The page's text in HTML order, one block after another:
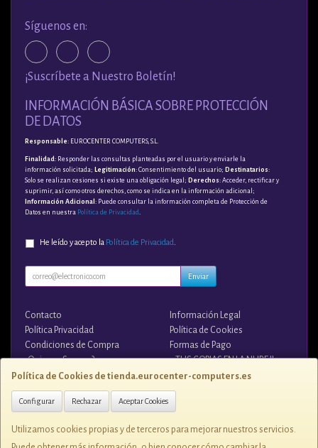
Política de Cookies de tienda.eurocenter-computers.es
Configurar Rechazar Aceptar Cookies
Utilizamos cookies propias y de terceros para mejorar nuestros servicios.
Síguenos en:
¡Suscríbete a Nuestro Boletín!
INFORMACIÓN BÁSICA SOBRE PROTECCIÓN
DE DATOS
Responsable: EUROCENTER COMPUTERS, S.L.
Finalidad : Responder las consultas planteadas por el usuario y enviarle la
información solicitada; Legitimación: Consentimiento del usuario; Destinatarios:
Solo se realizan cesiones si existe una obligación legal; Derechos: Acceder, rectificar y
suprimir, así como otros derechos, como se indica en la información adicional;
Información Adicional : Puede consultar la información completa de Protección de
Datos en nuestra Política de Privacidad
He leído y acepto la Política de Privacidad.
Enviar
Contacto
Información Legal
Política Privacidad
Política de Cookies
Condiciones de Compra
Formas de Pago
¿Quienes Somos?
¡¡ TUS COPIAS EN LA NUBE !!
Contacto
tienda@eurocenter-computers.es